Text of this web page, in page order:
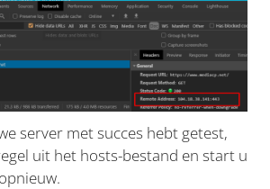
server met succes hebt getest,
uit het hosts-bestand en start u